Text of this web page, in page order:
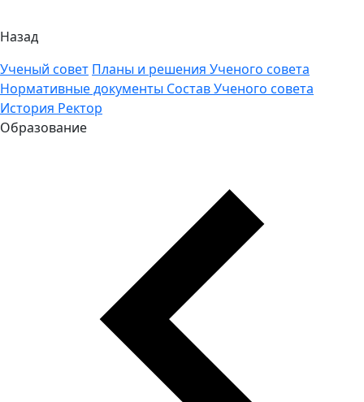
Назад
Ученый совет Планы и решения Ученого совета
Нормативные документы Состав Ученого совета
История Ректор
Образование